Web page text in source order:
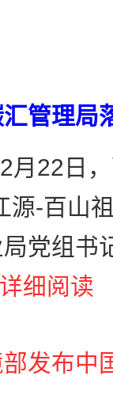
管理局
月22日
源-百山
党组书
详细阅读
发布中